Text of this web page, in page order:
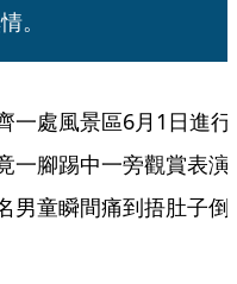
。
一處風景區6月1日進行
一腳踢中一旁觀賞表演
男童瞬間痛到捂肚子倒